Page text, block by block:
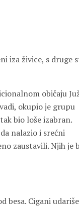
iza živice, s druge
običaju
okupio je grupu
bio loše izabran.
nalazio i srećni
zaustavili. Njih je
besa. Cigani